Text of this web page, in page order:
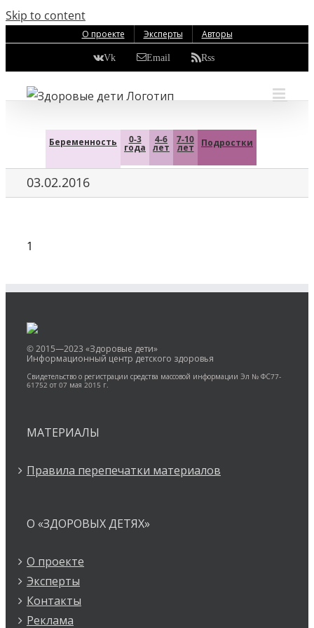
Skip to content
О проекте Эксперты Авторы
Vk Email Rss
Беременность 0-3
года
4-6
лет
7-10
лет Подростки
03.02.2016
1
© 2015—2023 «Здоровые дети»
Информационный центр детского здоровья
Свидетельство о регистрации средства массовой информации Эл № ФС77-
61752 от 07 мая 2015 г.
МАТЕРИАЛЫ
Правила перепечатки материалов
О «ЗДОРОВЫХ ДЕТЯХ»
О проекте
Эксперты
Контакты
Реклама